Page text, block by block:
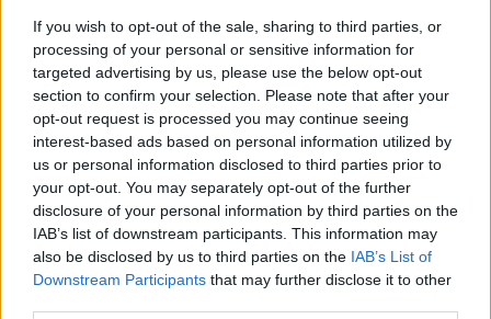
If you wish to opt-out of the sale, sharing to third parties, or
processing of your personal or sensitive information for
targeted advertising by us, please use the below opt-out
section to confirm your selection. Please note that after your
opt-out request is processed you may continue seeing
interest-based ads based on personal information utilized by
us or personal information disclosed to third parties prior to
your opt-out. You may separately opt-out of the further
disclosure of your personal information by third parties on the
IAB’s list of downstream participants. This information may
also be disclosed by us to third parties on the IAB’s List of
Downstream Participants that may further disclose it to other
Ο ευρωβουλευτής της ΝΔ καλεί τον υπουργό
Αγροτικής Ανάπτυξης να αποσύρει την αναφορά που
έκανε, σχολιάζοντας τα κορίτσια που έκαναν
παρέλαση στη Νέα Φιλαδέλφεια αλά Monty Pyhton